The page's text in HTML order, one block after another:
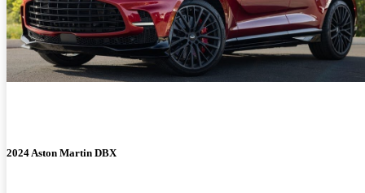
2024 Aston Martin DBX